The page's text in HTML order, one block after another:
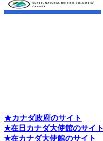
★カナダ政府のサイト
★在日カナダ大使館のサイト
★在カナダ大使館のサイト